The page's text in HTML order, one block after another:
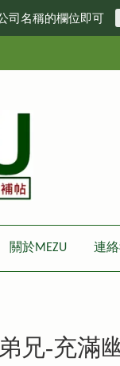
司名稱的欄位即可
關於MEZU 連
兄-充滿